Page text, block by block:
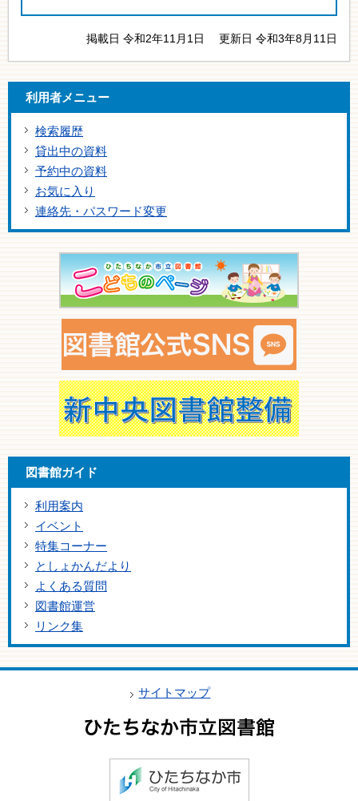
掲載日 令和2年11月1日 更新日 令和3年8月11日
利用者メニュー
検索履歴
貸出中の資料
予約中の資料
お気に入り
連絡先・パスワード変更
図書館ガイド
利用案内
イベント
特集コーナー
としょかんだより
よくある質問
図書館運営
リンク集
サイトマップ